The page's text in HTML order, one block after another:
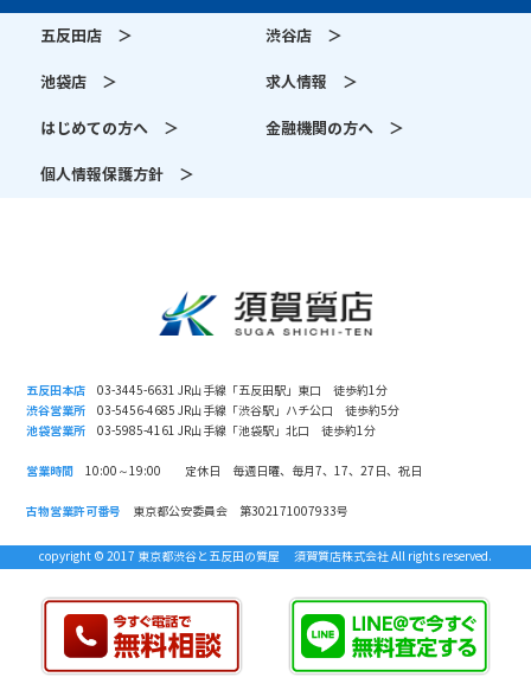
五反田店 ＞ 渋谷店 ＞
池袋店 ＞ 求人情報 ＞
はじめての方へ ＞ 金融機関の方へ ＞
個人情報保護方針 ＞
五反田本店 03-3445-6631 JR山手線「五反田駅」東口 徒歩約1分
渋谷営業所 03-5456-4685 JR山手線「渋谷駅」ハチ公口 徒歩約5分
池袋営業所 03-5985-4161 JR山手線「池袋駅」北口 徒歩約1分
営業時間 10:00～19:00 定休日 毎週日曜、毎月7、17、27日、祝日
古物営業許可番号 東京都公安委員会 第302171007933号
copyright © 2017 東京都渋谷と五反田の質屋 須賀質店株式会社 All rights reserved.